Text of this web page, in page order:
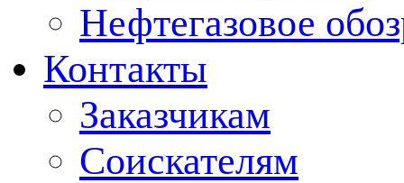
Нефтегазовое
Контакты
Заказчикам
Соискателям